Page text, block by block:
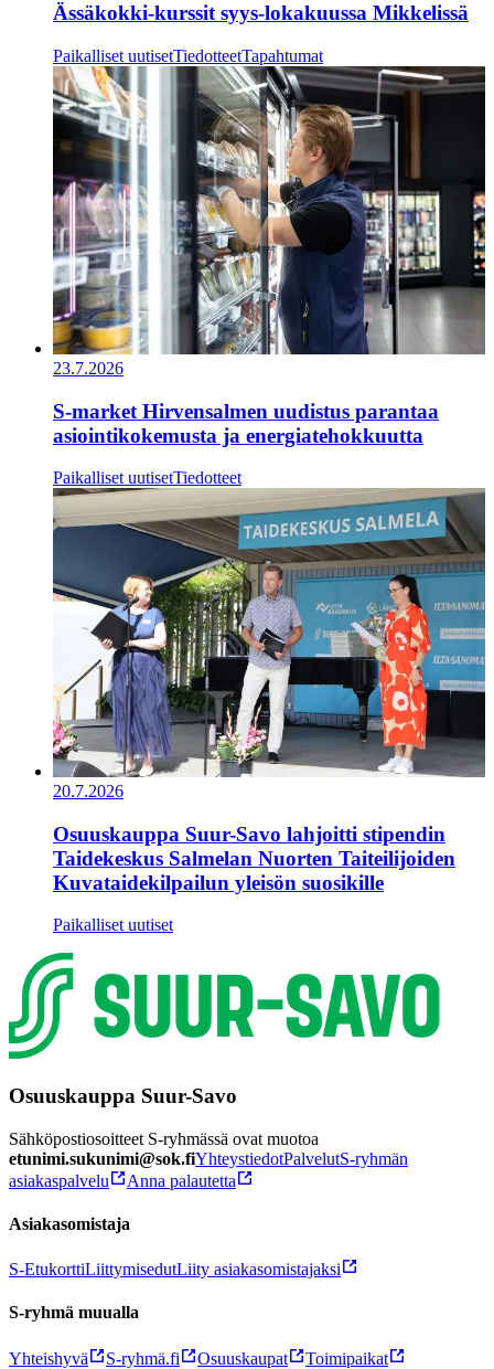
Ässäkokki-kurssit syys-lokakuussa Mikkelissä
Paikalliset uutisetTiedotteetTapahtumat
23.7.2026
S-market Hirvensalmen uudistus parantaa
asiointikokemusta ja energiatehokkuutta
Paikalliset uutisetTiedotteet
20.7.2026
Osuuskauppa Suur-Savo lahjoitti stipendin
Taidekeskus Salmelan Nuorten Taiteilijoiden
Kuvataidekilpailun yleisön suosikille
Paikalliset uutiset
Osuuskauppa Suur-Savo
Sähköpostiosoitteet S-ryhmässä ovat muotoa
etunimi.sukunimi@sok.fiYhteystiedotPalvelutS-ryhmän
asiakaspalvelu
Anna palautetta
Asiakasomistaja
S-EtukorttiLiittymisedutLiity asiakasomistajaksi
S-ryhmä muualla
Yhteishyvä S-ryhmä.fi Osuuskaupat Toimipaikat